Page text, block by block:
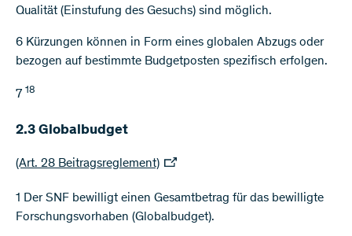
Qualität (Einstufung des Gesuchs) sind möglich.
6 Kürzungen können in Form eines globalen Abzugs oder
bezogen auf bestimmte Budgetposten spezifisch erfolgen.
7 18
2.3 Globalbudget
(Art. 28 Beitragsreglement)
1 Der SNF bewilligt einen Gesamtbetrag für das bewilligte
Forschungsvorhaben (Globalbudget).